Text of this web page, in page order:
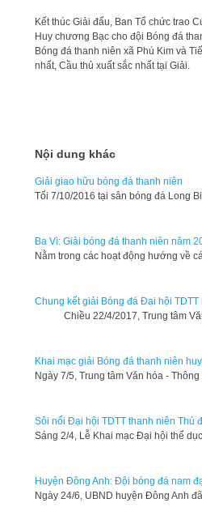
Kết thúc Giải đấu, Ban Tổ chức trao
Huy chương Bạc cho đội Bóng đá
Bóng đá thanh niên xã Phú Kim và
nhất, Cầu thủ xuất sắc nhất tại Giải.
Nội dung khác
Giải giao hữu bóng đá thanh niên
Tối 7/10/2016 tại sân bóng đá Long
Ba Vì: Giải bóng đá thanh niên năm
Nằm trong các hoạt động hướng về
Chung kết giải Bóng đá Đại hội
Chiều 22/4/2017, Trung tâm Văn
Khai mạc giải Bóng đá thanh niên
Ngày 7/5, Trung tâm Văn hóa -
Sôi nổi Đại hội TDTT thanh niên Thủ
Sáng 2/4, Lễ Khai mạc Đại hội thể
Huyện Đông Anh: Đội bóng đá nam
Ngày 24/6, UBND huyện Đông Anh